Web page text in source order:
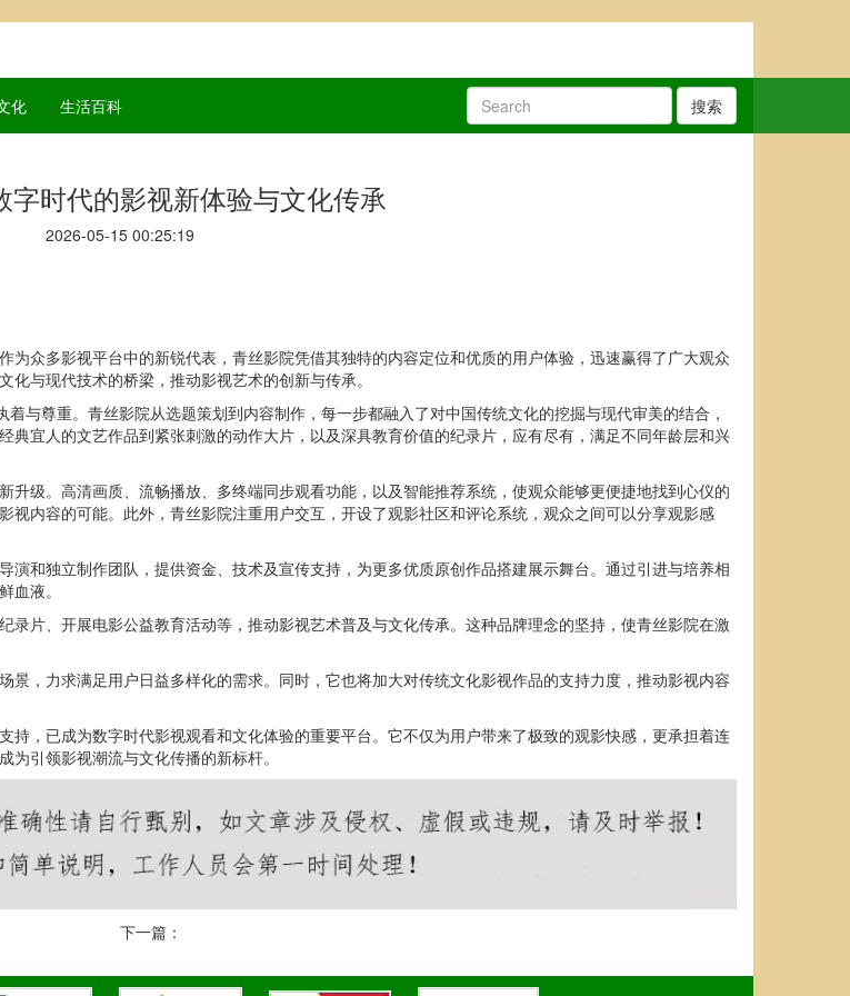
化 生活百科 搜索
字时代的影视新体验与文化传承
2026-05-15 00:25:19
众多影视平台中的新锐代表，青丝影院凭借其独特的内容定位和优质的用户体验，迅速赢得了广大观众
与现代技术的桥梁，推动影视艺术的创新与传承。
与尊重。青丝影院从选题策划到内容制作，每一步都融入了对中国传统文化的挖掘与现代审美的结合，
宜人的文艺作品到紧张刺激的动作大片，以及深具教育价值的纪录片，应有尽有，满足不同年龄层和兴
级。高清画质、流畅播放、多终端同步观看功能，以及智能推荐系统，使观众能够更便捷地找到心仪的
内容的可能。此外，青丝影院注重用户交互，开设了观影社区和评论系统，观众之间可以分享观影感
和独立制作团队，提供资金、技术及宣传支持，为更多优质原创作品搭建展示舞台。通过引进与培养相
血液。
片、开展电影公益教育活动等，推动影视艺术普及与文化传承。这种品牌理念的坚持，使青丝影院在激
，力求满足用户日益多样化的需求。同时，它也将加大对传统文化影视作品的支持力度，推动影视内容
，已成为数字时代影视观看和文化体验的重要平台。它不仅为用户带来了极致的观影快感，更承担着连
引领影视潮流与文化传播的新标杆。
下一篇：